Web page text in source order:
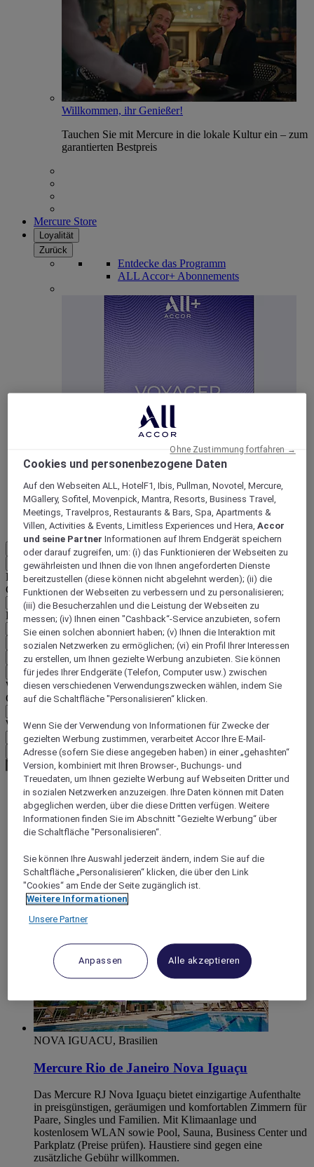
Willkommen, ihr Genießer!
Tauchen Sie mit Mercure in die lokale Kultur ein – zum
garantierten Bestpreis
Mercure Store
Loyalität
Zurück
Entdecke das Programm
ALL Accor+ Abonnements
ALL Accor+ Voyager
15% rabatt das ganze Jahr über auf Ihre Aufenthalte
bei über 30 Marken
JETZT ANMELDEN
Mehr
Zurück
Land und Sprache unten auswählen
Geografische Zone
Land/Region - Sprache
Mein Land und meine Sprache bestätigen
EUR (€)
Zurück
Währung unten auswählen
Geografische Zone
Währung
Meine Währung bestätigen
World
South America
Brazil
Nova Iguacu
NOVA IGUACU, Brasilien
Mercure Rio de Janeiro Nova Iguaçu
Das Mercure RJ Nova Iguaçu bietet einzigartige Aufenthalte
in preisgünstigen, geräumigen und komfortablen Zimmern für
Paare, Singles und Familien. Mit Klimaanlage und
kostenlosem WLAN sowie Pool, Sauna, Business Center und
Parkplatz (Preise prüfen). Haustiere sind gegen eine
zusätzliche Gebühr willkommen.
Cookies und personenbezogene Daten
Auf den Webseiten ALL, HotelF1, Ibis, Pullman, Novotel, Mercure,
MGallery, Sofitel, Movenpick, Mantra, Resorts, Business Travel,
Meetings, Travelpros, Restaurants & Bars, Spa, Apartments &
Villen, Activities & Events, Limitless Experiences und Hera,Accor
und seine Partner Informationen auf Ihrem Endgerät speichern
oder darauf zugreifen, um: (i) das Funktionieren der Webseiten zu
gewährleisten und Ihnen die von Ihnen angeforderten Dienste
bereitzustellen (diese können nicht abgelehnt werden); (ii) die
Funktionen der Webseiten zu verbessern und zu personalisieren;
(iii) die Besucherzahlen und die Leistung der Webseiten zu
messen; (iv) Ihnen einen "Cashback“-Service anzubieten, sofern
Sie einen solchen abonniert haben; (v) Ihnen die Interaktion mit
sozialen Netzwerken zu ermöglichen; (vi) ein Profil Ihrer Interessen
zu erstellen, um Ihnen gezielte Werbung anzubieten. Sie können
für jedes Ihrer Endgeräte (Telefon, Computer usw.) zwischen
diesen verschiedenen Verwendungszwecken wählen, indem Sie
auf die Schaltfläche "Personalisieren“ klicken.
Wenn Sie der Verwendung von Informationen für Zwecke der
gezielten Werbung zustimmen, verarbeitet Accor Ihre E-Mail-
Adresse (sofern Sie diese angegeben haben) in einer „gehashten“
Version, kombiniert mit Ihren Browser-, Buchungs- und
Treuedaten, um Ihnen gezielte Werbung auf Webseiten Dritter und
in sozialen Netzwerken anzuzeigen. Ihre Daten können mit Daten
abgeglichen werden, über die diese Dritten verfügen. Weitere
Informationen finden Sie im Abschnitt "Gezielte Werbung“ über
die Schaltfläche "Personalisieren“.
Sie können Ihre Auswahl jederzeit ändern, indem Sie auf die
Schaltfläche „Personalisieren“ klicken, die über den Link
"Cookies“ am Ende der Seite zugänglich ist.
Weitere Informationen
Unsere Partner
Anpassen Alle akzeptieren
Ohne Zustimmung fortfahren →